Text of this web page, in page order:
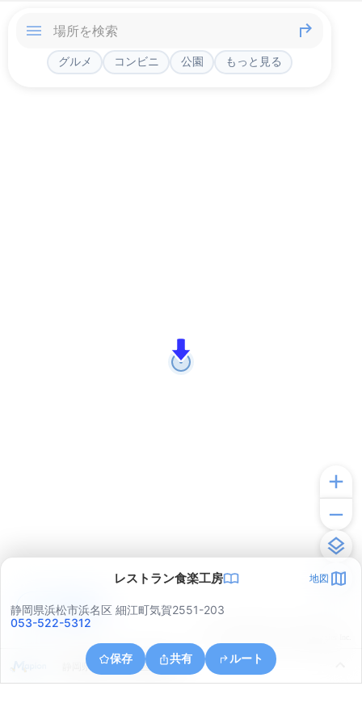
グルメ コンビニ 公園 もっと見る
レストラン食楽工房 地図
静岡県浜松市浜名区 細江町気賀2551-203
053-522-5312
保存 共有 ルート
静岡県浜松市中央区豊岡町
アプリで見る